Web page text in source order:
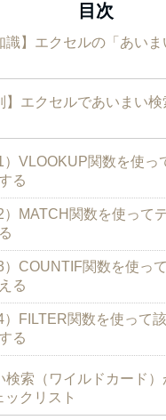
目次
識】エクセルの「あい
】エクセルであいまい
）VLOOKUP関数を使っ
る
）MATCH関数を使って
）COUNTIF関数を使っ
る
）FILTER関数を使って
る
検索（ワイルドカード
ックリスト